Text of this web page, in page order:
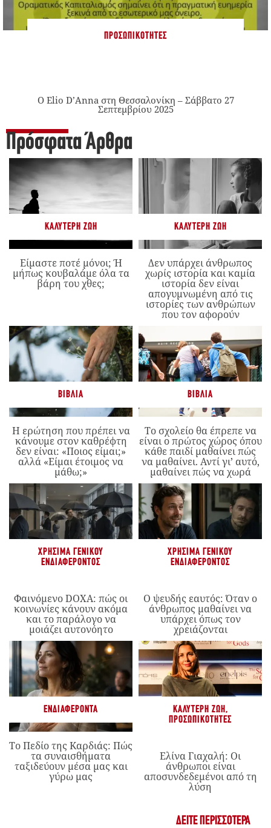
ΠΡΟΣΩΠΙΚΌΤΗΤΕΣ
Ο Elio D’Anna στη Θεσσαλονίκη – Σάββατο 27
Σεπτεμβρίου 2025
Πρόσφατα Άρθρα
ΚΑΛΎΤΕΡΗ ΖΩΉ
Είμαστε ποτέ μόνοι; Ή
μήπως κουβαλάμε όλα τα
βάρη του χθες;
ΚΑΛΎΤΕΡΗ ΖΩΉ
Δεν υπάρχει άνθρωπος
χωρίς ιστορία και καμία
ιστορία δεν είναι
απογυμνωμένη από τις
ιστορίες των ανθρώπων
που τον αφορούν
ΒΙΒΛΊΑ
Η ερώτηση που πρέπει να
κάνουμε στον καθρέφτη
δεν είναι: «Ποιος είμαι;»
αλλά «Είμαι έτοιμος να
μάθω;»
ΒΙΒΛΊΑ
Το σχολείο θα έπρεπε να
είναι ο πρώτος χώρος όπου
κάθε παιδί μαθαίνει πώς
να μαθαίνει. Αντί γι’ αυτό,
μαθαίνει πώς να χωρά
ΧΡΉΣΙΜΑ ΓΕΝΙΚΟΎ
ΕΝΔΙΑΦΈΡΟΝΤΟΣ
Φαινόμενο DOXA: πώς οι
κοινωνίες κάνουν ακόμα
και το παράλογο να
μοιάζει αυτονόητο
ΧΡΉΣΙΜΑ ΓΕΝΙΚΟΎ
ΕΝΔΙΑΦΈΡΟΝΤΟΣ
Ο ψευδής εαυτός: Όταν ο
άνθρωπος μαθαίνει να
υπάρχει όπως τον
χρειάζονται
ΕΝΔΙΑΦΈΡΟΝΤΑ
Το Πεδίο της Καρδιάς: Πώς
τα συναισθήματα
ταξιδεύουν μέσα μας και
γύρω μας
ΚΑΛΎΤΕΡΗ ΖΩΉ,
ΠΡΟΣΩΠΙΚΌΤΗΤΕΣ
Ελίνα Γιαχαλή: Οι
άνθρωποι είναι
αποσυνδεδεμένοι από τη
λύση
ΔΕΊΤΕ ΠΕΡΙΣΣΌΤΕΡΑ